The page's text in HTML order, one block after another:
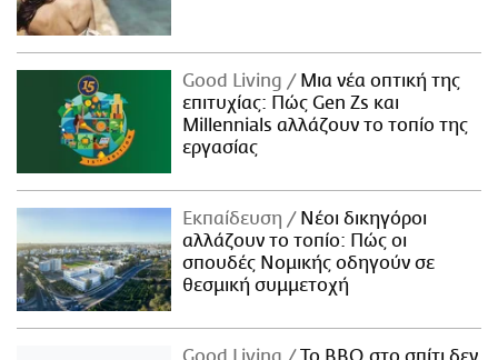
Good Living
Μια νέα οπτική της
επιτυχίας: Πώς Gen Zs και
Millennials αλλάζουν το τοπίο της
εργασίας
Εκπαίδευση
Νέοι δικηγόροι
αλλάζουν το τοπίο: Πώς οι
σπουδές Νομικής οδηγούν σε
θεσμική συμμετοχή